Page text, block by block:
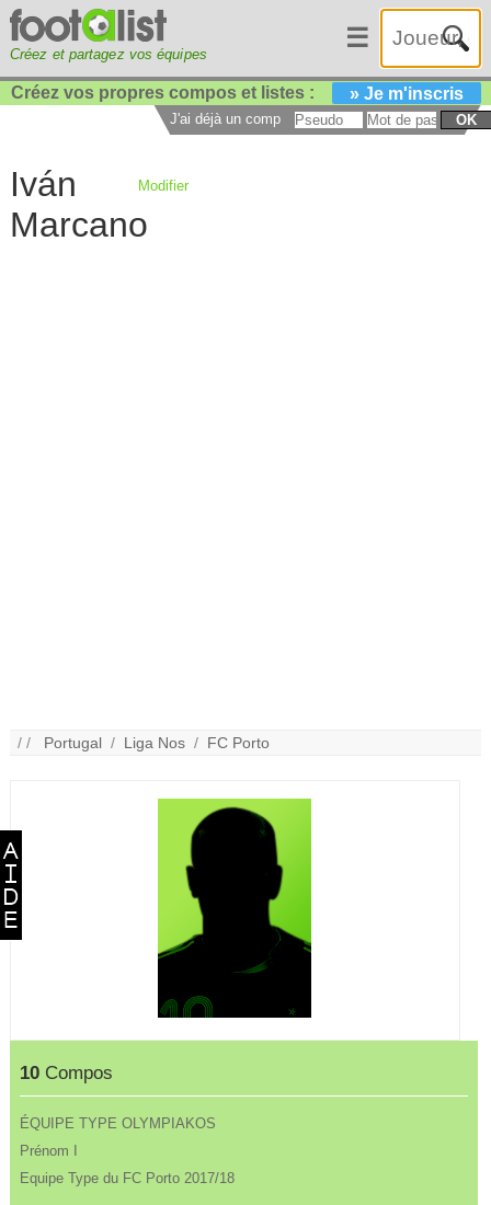
Créez et partagez vos équipes
☰
Créez vos propres compos et listes : » Je m'inscris
J'ai déjà un compte : OK
Iván
Marcano
Modifier
/ / Portugal / Liga Nos / FC Porto
10 Compos
ÉQUIPE TYPE OLYMPIAKOS
Prénom I
Equipe Type du FC Porto 2017/18